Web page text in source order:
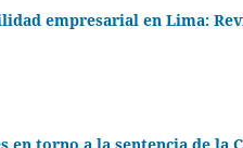
empresarial en Lima: